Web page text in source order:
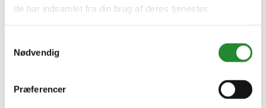
de har indsamlet fra din brug af deres tjenester.
Nødvendig
Præferencer